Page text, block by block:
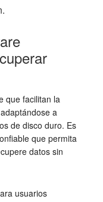
que facilitan la
a
de disco duro. Es
que permita
datos sin
usuarios